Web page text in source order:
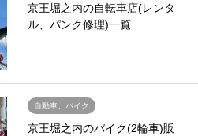
京王堀之内の自転車店(レンタ
ル、パンク修理)一覧
自動車、バイク
京王堀之内のバイク(2輪車)販